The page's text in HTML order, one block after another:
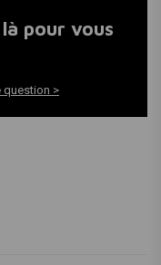
pour vous
question >